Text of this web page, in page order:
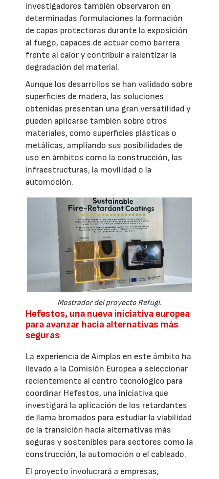
investigadores también observaron en
determinadas formulaciones la formación
de capas protectoras durante la exposición
al fuego, capaces de actuar como barrera
frente al calor y contribuir a ralentizar la
degradación del material.
Aunque los desarrollos se han validado sobre
superficies de madera, las soluciones
obtenidas presentan una gran versatilidad y
pueden aplicarse también sobre otros
materiales, como superficies plásticas o
metálicas, ampliando sus posibilidades de
uso en ámbitos como la construcción, las
infraestructuras, la movilidad o la
automoción.
Mostrador del proyecto Refugi.
Hefestos, una nueva iniciativa europea
para avanzar hacia alternativas más
seguras
La experiencia de Aimplas en este ámbito ha
llevado a la Comisión Europea a seleccionar
recientemente al centro tecnológico para
coordinar Hefestos, una iniciativa que
investigará la aplicación de los retardantes
de llama bromados para estudiar la viabilidad
de la transición hacia alternativas más
seguras y sostenibles para sectores como la
construcción, la automoción o el cableado.
El proyecto involucrará a empresas,